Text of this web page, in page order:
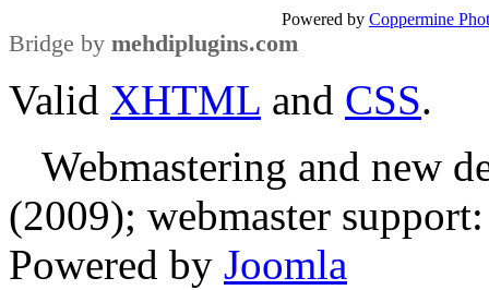
Powered by Coppermine
Bridge by mehdiplugins.com
Valid XHTML and CSS.
Webmastering and new
(2009); webmaster
Powered by Joomla